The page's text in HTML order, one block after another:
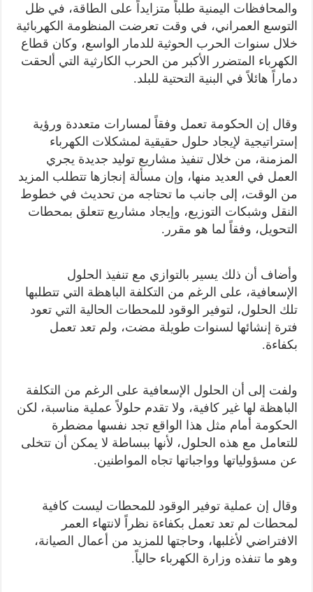
والمحافظات اليمنية طلباً متزايداً على الطاقة، في ظل
التوسع العمراني، في وقت تعرضت المنظومة الكهربائية
خلال سنوات الحرب الحوثية للدمار الواسع، وكان قطاع
الكهرباء المتضرر الأكبر من الحرب الكارثية التي ألحقت
دماراً هائلاً في البنية التحتية للبلد.
وقال إن الحكومة تعمل وفقاً لمسارات متعددة ورؤية
إستراتيجية لإيجاد حلول حقيقية لمشكلات الكهرباء
المزمنة، من خلال تنفيذ مشاريع توليد جديدة يجري
العمل في العديد منها، وإن مسألة إنجازها تتطلب المزيد
من الوقت، إلى جانب ما تحتاجه من تحديث في خطوط
النقل وشبكات التوزيع، وإيجاد مشاريع تتعلق بمحطات
التحويل، وفقاً لما هو مقرر.
وأضاف أن ذلك يسير بالتوازي مع تنفيذ الحلول
الإسعافية، على الرغم من التكلفة الباهظة التي تتطلبها
تلك الحلول، لتوفير الوقود للمحطات الحالية التي تعود
فترة إنشائها لسنوات طويلة مضت، ولم تعد تعمل
بكفاءة.
ولفت إلى أن الحلول الإسعافية على الرغم من التكلفة
الباهظة لها غير كافية، ولا تقدم حلولاً عملية مناسبة، لكن
الحكومة أمام مثل هذا الواقع تجد نفسها مضطرة
للتعامل مع هذه الحلول، لأنها ببساطة لا يمكن أن تتخلى
عن مسؤولياتها وواجباتها تجاه المواطنين.
وقال إن عملية توفير الوقود للمحطات ليست كافية
لمحطات لم تعد تعمل بكفاءة نظراً لانتهاء العمر
الافتراضي لأغلبها، وحاجتها للمزيد من أعمال الصيانة،
وهو ما تنفذه وزارة الكهرباء حالياً.